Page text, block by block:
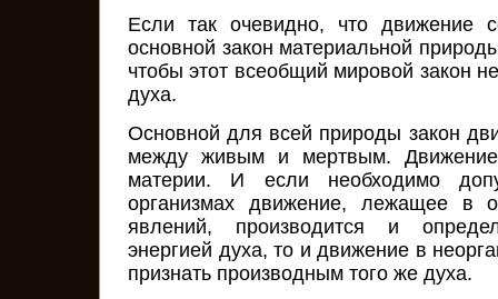
Если так очевидно, что движение
основной закон материальной
чтобы этот всеобщий мировой закон
духа.
Основной для всей природы закон
между живым и мертвым. Движение
материи. И если необходимо
организмах движение, лежащее в
явлений, производится и
энергией духа, то и движение в
признать производным того же духа.